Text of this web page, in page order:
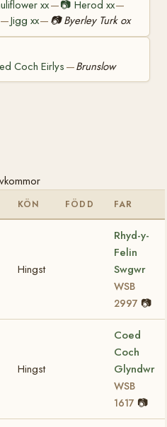
xx—📷 Herod xx—
—Jigg xx— 📷 Byerley Turk ox
Coch Eirlys —Brunslow
KÖN FÖDD FAR
Hingst
Rhyd-y-
Felin
Swgwr
WSB
2997 📷
Hingst
Coed
Coch
Glyndwr
WSB
1617 📷